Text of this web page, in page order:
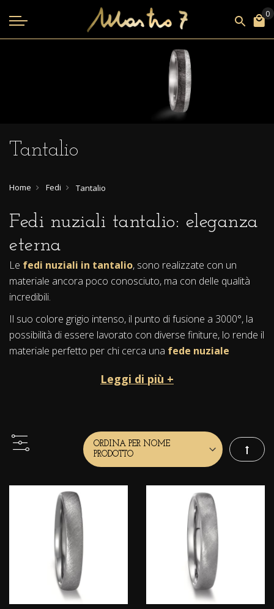
Tantalio
Home Fedi Tantalio
Fedi nuziali tantalio: eleganza
eterna
Le fedi nuziali in tantalio, sono realizzate con un
materiale ancora poco conosciuto, ma con delle qualità
incredibili.
Il suo colore grigio intenso, il punto di fusione a 3000°, la
possibilità di essere lavorato con diverse finiture, lo rende il
materiale perfetto per chi cerca una fede nuziale
esprimere i sentimenti più profondi.
Il Tantalio è uno degli ultimi metalli scoperti nel mondo, nel
1802.
Il suo nome è ispirato a Tantalo, che nella mitologia greca
era figlio di Zeus.
La storia narra che Tantalo fu famoso per la punizione
eterna, dove fu costretto di restare sotto uno specchio
d'acqua per sempre, avendo sempre in vista dei deliziosi
frutti appesi appena oltre la sua portata.
Anche il Tantalio può essere immerso nell'acqua per
l'eternità senza cedere al suo potere.
Leggi di più +